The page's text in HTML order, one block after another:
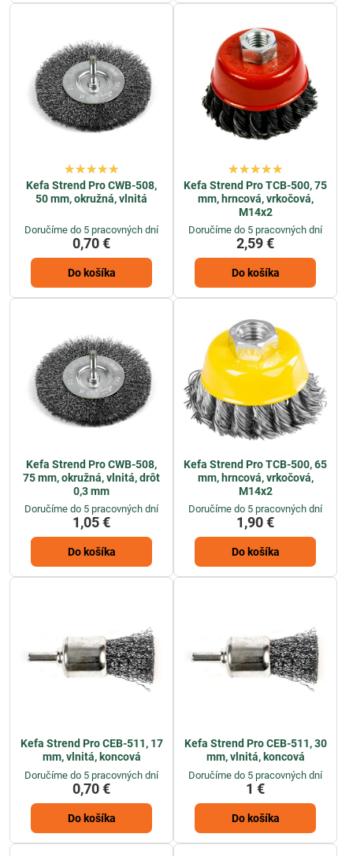
Kefa Strend Pro CWB-508,
50 mm, okružná, vlnitá
Doručíme do 5 pracovných dní
0,70 €
Do košíka
Kefa Strend Pro TCB-500, 75
mm, hrncová, vrkočová,
M14x2
Doručíme do 5 pracovných dní
2,59 €
Do košíka
Kefa Strend Pro CWB-508,
75 mm, okružná, vlnitá, drôt
0,3 mm
Doručíme do 5 pracovných dní
1,05 €
Do košíka
Kefa Strend Pro TCB-500, 65
mm, hrncová, vrkočová,
M14x2
Doručíme do 5 pracovných dní
1,90 €
Do košíka
Kefa Strend Pro CEB-511, 17
mm, vlnitá, koncová
Doručíme do 5 pracovných dní
0,70 €
Do košíka
Kefa Strend Pro CEB-511, 30
mm, vlnitá, koncová
Doručíme do 5 pracovných dní
1 €
Do košíka